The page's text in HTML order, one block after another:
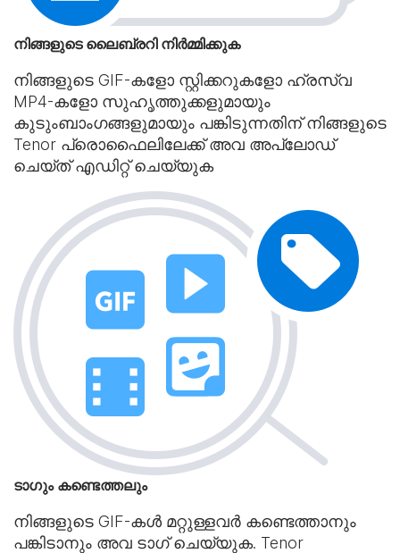
നിങ്ങളുടെ ലൈബ്രറി നിർമ്മിക്കുക
നിങ്ങളുടെ GIF-കളോ സ്റ്റിക്കറുകളോ ഹ്രസ്വ
MP4-കളോ സുഹൃത്തുക്കളുമായും
കുടുംബാംഗങ്ങളുമായും പങ്കിടുന്നതിന് നിങ്ങളുടെ
Tenor പ്രൊഫൈലിലേക്ക് അവ അപ്‌ലോഡ്
ചെയ്‌ത് എഡിറ്റ് ചെയ്യുക
ടാഗും കണ്ടെത്തലും
നിങ്ങളുടെ GIF-കൾ മറ്റുള്ളവർ കണ്ടെത്താനും
പങ്കിടാനും അവ ടാഗ് ചെയ്യുക. Tenor